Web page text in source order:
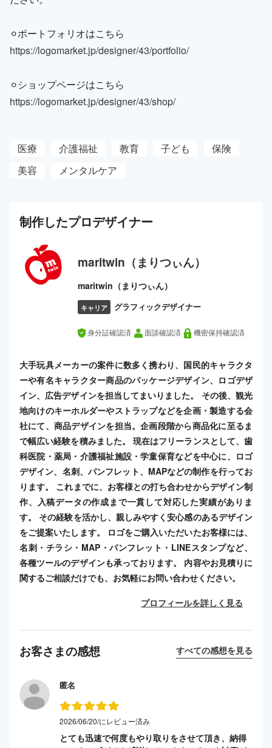
⚪︎ポートフォリオはこちら
https://logomarket.jp/designer/43/portfolio/
⚪︎ショップページはこちら
https://logomarket.jp/designer/43/shop/
医療 介護福祉 教育 子ども
保険
美容
メンタルケア
制作したプロデザイナー
maritwin（まりつぃん）
maritwin（まりつぃん）
キャリア グラフィックデザイナー
身分証確認済 面談確認済 機密保持確認済
大手玩具メーカーの案件に数多く携わり、国民的キャラクタ
ーや有名キャラクター商品のパッケージデザイン、ロゴデザ
イン、広告デザインを担当してまいりました。 その後、観光
地向けのキーホルダーやストラップなどを企画・製造する会
社にて、商品デザインを担当。企画段階から商品化に至るま
で幅広い経験を積みました。 現在はフリーランスとして、歯
科医院・薬局・介護福祉施設・学童保育などを中心に、ロゴ
デザイン、名刺、パンフレット、MAPなどの制作を行ってお
ります。 これまでに、お客様との打ち合わせからデザイン制
作、入稿データの作成まで一貫して対応した実績がありま
す。 その経験を活かし、親しみやすく安心感のあるデザイン
をご提案いたします。 ロゴをご購入いただいたお客様には、
名刺・チラシ・MAP・パンフレット・LINEスタンプなど、
各種ツールのデザインも承っております。 内容やお見積りに
関するご相談だけでも、お気軽にお問い合わせください。
プロフィールを詳しく見る
お客さまの感想 すべての感想を見る
匿名
2026/06/20/にレビュー済み
とても迅速で何度もやり取りをさせて頂き、納得